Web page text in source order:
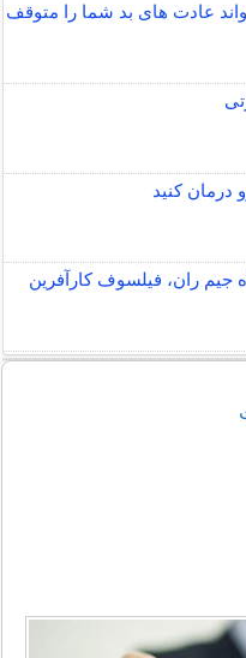
عادت های بد شما را متوقف
درمان کنید